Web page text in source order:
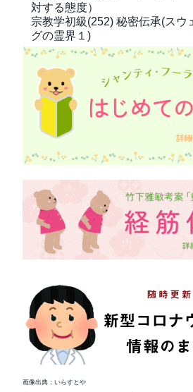
対する態度）
宗教学初級(252) 秘密伝承(スウ
グの霊界１)
画像出典：いらすとや